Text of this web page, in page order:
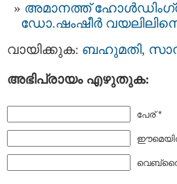
അമാനത്ത്
ഡോ.ഷംഷീർ വയലിലിനെ
വായിക്കുക: ബഹുമതി,
അഭിപ്രായം എഴുതുക:
പേര് *
ഈമെയില്‍